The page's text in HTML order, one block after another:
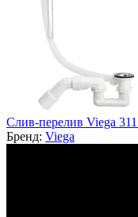
Слив-перелив Viega
Бренд: Viega